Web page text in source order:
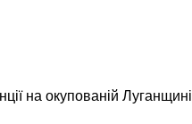
на окупованій Луганщині